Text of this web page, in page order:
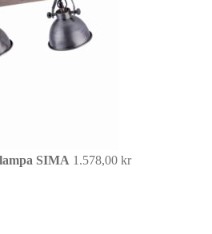
SIMA 1.578,00 kr